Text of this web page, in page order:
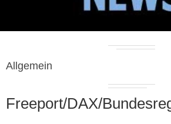
Allgemein
Freeport/DAX/